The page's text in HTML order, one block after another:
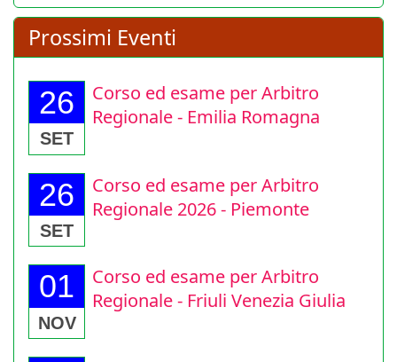
Prossimi Eventi
26
SET
Corso ed esame per Arbitro
Regionale - Emilia Romagna
26
SET
Corso ed esame per Arbitro
Regionale 2026 - Piemonte
01
NOV
Corso ed esame per Arbitro
Regionale - Friuli Venezia Giulia